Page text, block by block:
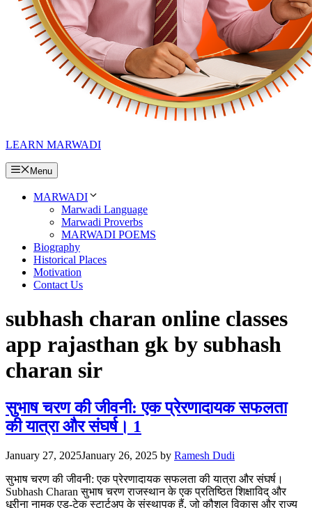
LEARN MARWADI
Menu
MARWADI
Marwadi Language
Marwadi Proverbs
MARWADI POEMS
Biography
Historical Places
Motivation
Contact Us
subhash charan online classes
app rajasthan gk by subhash
charan sir
सुभाष चरण की जीवनी: एक प्रेरणादायक सफलता
की यात्रा और संघर्ष। 1
January 27, 2025January 26, 2025 by Ramesh Dudi
सुभाष चरण की जीवनी: एक प्रेरणादायक सफलता की यात्रा और संघर्ष।
Subhash Charan सुभाष चरण राजस्थान के एक प्रतिष्ठित शिक्षाविद् और
धूरीना नामक एडु-टेक स्टार्टअप के संस्थापक हैं, जो कौशल विकास और राज्य